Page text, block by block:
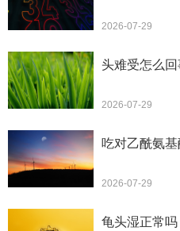
2026-07-29
头难受怎么
2026-07-29
吃对乙酰氨
2026-07-29
龟头湿正常吗